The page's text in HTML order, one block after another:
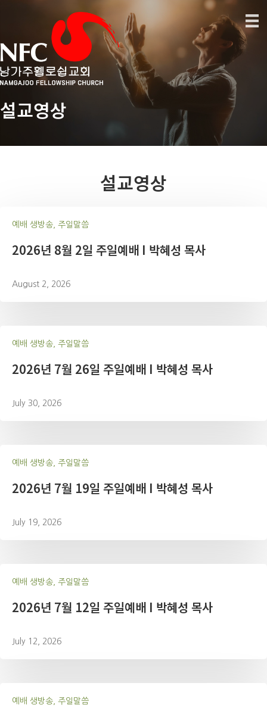
설교영상
설교영상
예배 생방송, 주일말씀
2026년 8월 2일 주일예배 I 박혜성 목사
August 2, 2026
예배 생방송, 주일말씀
2026년 7월 26일 주일예배 I 박혜성 목사
July 30, 2026
예배 생방송, 주일말씀
2026년 7월 19일 주일예배 I 박혜성 목사
July 19, 2026
예배 생방송, 주일말씀
2026년 7월 12일 주일예배 I 박혜성 목사
July 12, 2026
예배 생방송, 주일말씀